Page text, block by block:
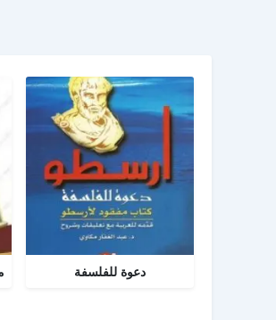
دعوة للفلسفة